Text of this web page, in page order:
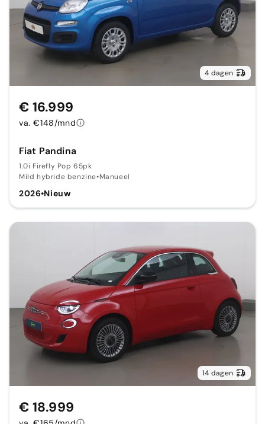
4 dagen
Fiat Pandina
1.0i Firefly Pop 65pk
Mild hybride benzine•Manueel
2026•Nieuw
€ 16.999
va. €148/mnd
14 dagen
€ 18.999